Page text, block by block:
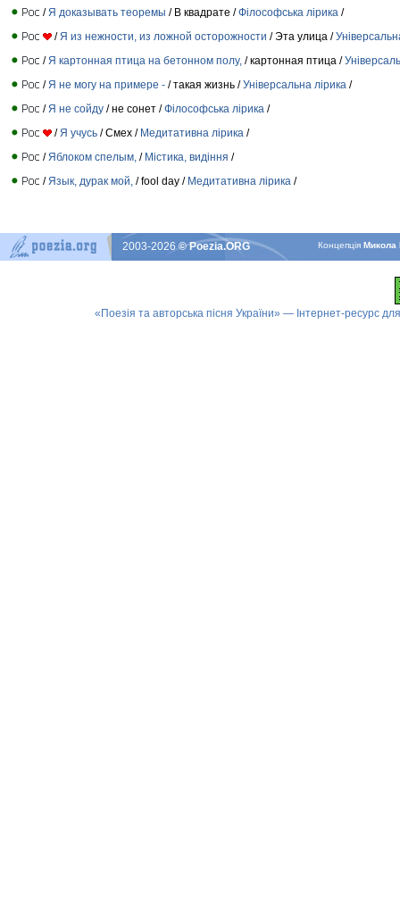
/ Я доказывать теоремы / В квадрате /Філософська лірика /
/ Я из нежности, из ложной осторожности / Эта улица /
/ Я картонная птица на бетонном полу, / картонная птица /
/ Я не могу на примере - / такая жизнь /Універсальна лірика /
/ Я не сойду / не сонет /Філософська лірика /
/ Я учусь / Смех / Медитативна лірика /
/ Яблоком спелым, / Містика, видіння /
/ Язык, дурак мой, / fool day / Медитативна лірика /
КонцепцiяМикола
2003-2026© Poezia.ORG
«Поезія та авторська пісня України» — Інтернет-ресурс